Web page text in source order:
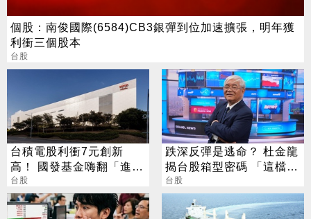
個股：南俊國際(6584)CB3銀彈到位加速擴張，明年獲
利衝三個股本
台股
台積電股利衝7元創新
高！ 國發基金嗨翻「進帳
115億」
台股
跌深反彈是逃命？ 杜金龍
揭台股箱型密碼 「這檔」
手腳要快
台股